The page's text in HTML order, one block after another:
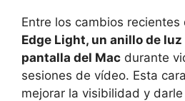
Entre los cambios recientes
Edge Light, un anillo de luz
pantalla del Mac durante
sesiones de vídeo. Esta
mejorar la visibilidad y